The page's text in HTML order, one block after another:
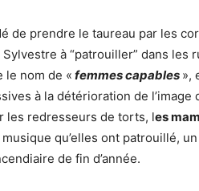
de prendre le taureau par les
à “patrouiller” dans les
le nom de « femmes capables »,
à la détérioration de
les redresseurs de torts, les
musique qu’elles ont patrouillé,
de fin d’année.